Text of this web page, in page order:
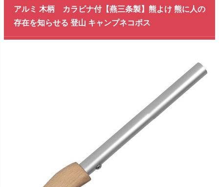
アルミ 木柄 カラビナ付【燕三条製】熊よけ 熊に人の
存在を知らせる 登山 キャンプネコポス